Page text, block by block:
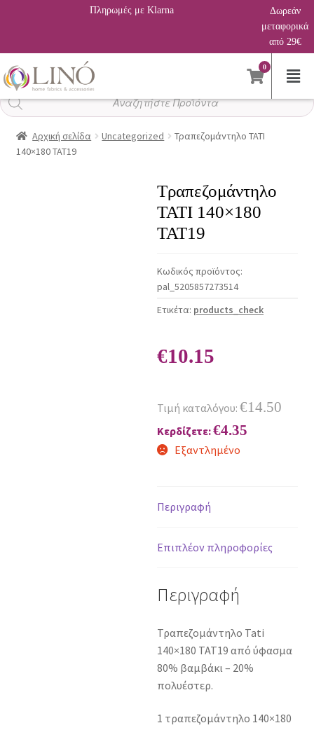
Πληρωμές με Klarna
Δωρεάν
μεταφορικά
από 29€
0
Αναζήτηση
προϊόντων
Αρχική σελίδα Uncategorized
Τραπεζομάντηλο TATI
140×180 TAT19
Τραπεζομάντηλο
TATI 140×180
TAT19
Κωδικός προϊόντος:
pal_5205857273514
Ετικέτα: products_check
€10.15
Τιμή καταλόγου: €14.50
Κερδίζετε:€4.35
Εξαντλημένο
Περιγραφή
Επιπλέον πληροφορίες
Περιγραφή
Τραπεζομάντηλο Tati
140×180 TAT19 από ύφασμα
80% βαμβάκι – 20%
πολυέστερ.
1 τραπεζομάντηλο 140×180